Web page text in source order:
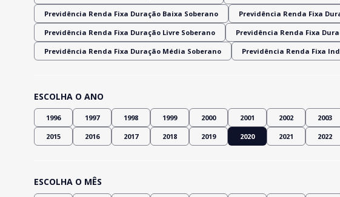
Previdência Renda Fixa Duração Baixa Soberano Previdência Renda Fixa
Previdência Renda Fixa Duração Livre Soberano Previdência Renda Fixa
Previdência Renda Fixa Duração Média Soberano Previdência Renda Fixa
ESCOLHA O ANO
1996 1997 1998 1999 2000 2001 2002 2003
2015 2016 2017 2018 2019 2020 2021 2022
ESCOLHA O MÊS